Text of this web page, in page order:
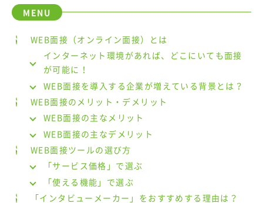
WEB面接（オンライン面接）とは
インターネット環境があれば、どこにいても面接
が可能に！
WEB面接を導入する企業が増えている背景とは？
WEB面接のメリット・デメリット
WEB面接の主なメリット
WEB面接の主なデメリット
WEB面接ツールの選び方
「サービス価格」で選ぶ
「使える機能」で選ぶ
「インタビューメーカー」をおすすめする理由は？